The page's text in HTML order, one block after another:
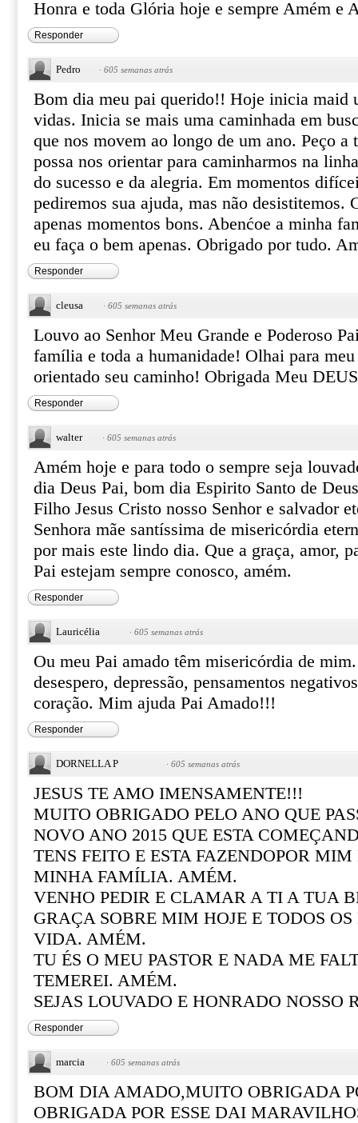
Honra e toda Glória hoje e sempre Amém e
Responder
Pedro · 605 semanas atrás
Bom dia meu pai querido!! Hoje inicia maid
vidas. Inicia se mais uma caminhada em
que nos movem ao longo de um ano. Peço a
possa nos orientar para caminharmos na
do sucesso e da alegria. Em momentos
pediremos sua ajuda, mas não desistitemos.
apenas momentos bons. Abenćoe a minha
eu faça o bem apenas. Obrigado por tudo.
Responder
cleusa · 605 semanas atrás
Louvo ao Senhor Meu Grande e Poderoso
família e toda a humanidade! Olhai para
orientado seu caminho! Obrigada Meu
Responder
walter · 605 semanas atrás
Amém hoje e para todo o sempre seja
dia Deus Pai, bom dia Espirito Santo de
Filho Jesus Cristo nosso Senhor e salvador
Senhora mãe santíssima de misericórdia
por mais este lindo dia. Que a graça, amor,
Pai estejam sempre conosco, amém.
Responder
Lauricélia · 605 semanas atrás
Ou meu Pai amado têm misericórdia de
desespero, depressão, pensamentos
coração. Mim ajuda Pai Amado!!!
Responder
DORNELLA P · 605 semanas atrás
JESUS TE AMO IMENSAMENTE!!!
MUITO OBRIGADO PELO ANO QUE
NOVO ANO 2015 QUE ESTA
TENS FEITO E ESTA FAZENDOPOR
MINHA FAMÍLIA. AMÉM.
VENHO PEDIR E CLAMAR A TI A TUA
GRAÇA SOBRE MIM HOJE E TODOS
VIDA. AMÉM.
TU ÉS O MEU PASTOR E NADA ME
TEMEREI. AMÉM.
SEJAS LOUVADO E HONRADO NOSSO
Responder
marcia · 605 semanas atrás
BOM DIA AMADO,MUITO OBRIGADA
OBRIGADA POR ESSE DAI